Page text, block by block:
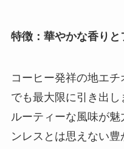
特徴：華やかな香り
コーヒー発祥の地エ
でも最大限に引き出
ルーティーな風味が
ンレスとは思えない